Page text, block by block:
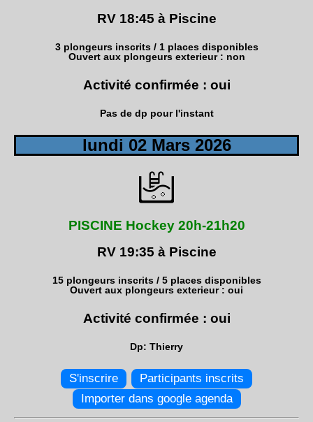
RV 18:45 à Piscine
3 plongeurs inscrits / 1 places disponibles
Ouvert aux plongeurs exterieur : non
Activité confirmée : oui
Pas de dp pour l'instant
lundi 02 Mars 2026
PISCINE Hockey 20h-21h20
RV 19:35 à Piscine
15 plongeurs inscrits / 5 places disponibles
Ouvert aux plongeurs exterieur : oui
Activité confirmée : oui
Dp: Thierry
S'inscrire
Participants inscrits
Importer dans google agenda